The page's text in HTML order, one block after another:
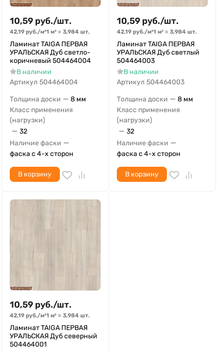
10,59 руб./шт.
42,19 руб./м²1 м² = 3,984 шт.
Ламинат TAIGA ПЕРВАЯ
УРАЛЬСКАЯ Дуб светло-
коричневый 504464004
В наличии
Артикул 504464004
Толщина доски — 8 мм
Класс применения
(нагрузки)
— 32
Наличие фаски —
фаска с 4-х сторон
В корзину
10,59 руб./шт.
42,19 руб./м²1 м² = 3,984 шт.
Ламинат TAIGA ПЕРВАЯ
УРАЛЬСКАЯ Дуб светлый
504464003
В наличии
Артикул 504464003
Толщина доски — 8 мм
Класс применения
(нагрузки)
— 32
Наличие фаски —
фаска с 4-х сторон
В корзину
10,59 руб./шт.
42,19 руб./м²1 м² = 3,984 шт.
Ламинат TAIGA ПЕРВАЯ
УРАЛЬСКАЯ Дуб северный
504464001